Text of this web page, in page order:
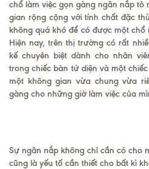
chổ làm việc gọn gàng ngăn nắp tỏ
gian rộng cộng với tính chất đặc
không quá khó để có được một
Hiện nay, trên thị trường có rất
kế chuyên biệt dành cho nhân
trong chiếc bàn tứ diện và một
một không gian vừa chung vừa
gàng cho những giờ làm việc của
Sự ngăn nắp không chỉ cần có cho
cũng là yếu tố cần thiết cho bất kì